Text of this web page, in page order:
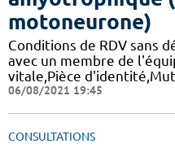
motoneurone)
Conditions de RDV sans
avec un membre de
vitale,Pièce
06/08/2021 19:45
CONSULTATIONS